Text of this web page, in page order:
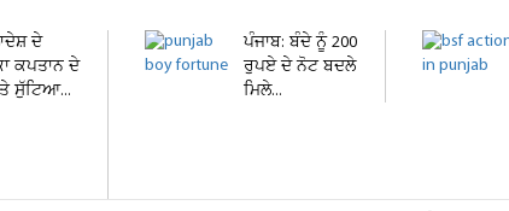
ਦੇ
ਕਪਤਾਨ ਦੇ
ਸੁੱਟਿਆ...
ਪੰਜਾਬ: ਬੰਦੇ ਨੂੰ 200
ਰੁਪਏ ਦੇ ਨੋਟ ਬਦਲੇ
ਮਿਲੇ...